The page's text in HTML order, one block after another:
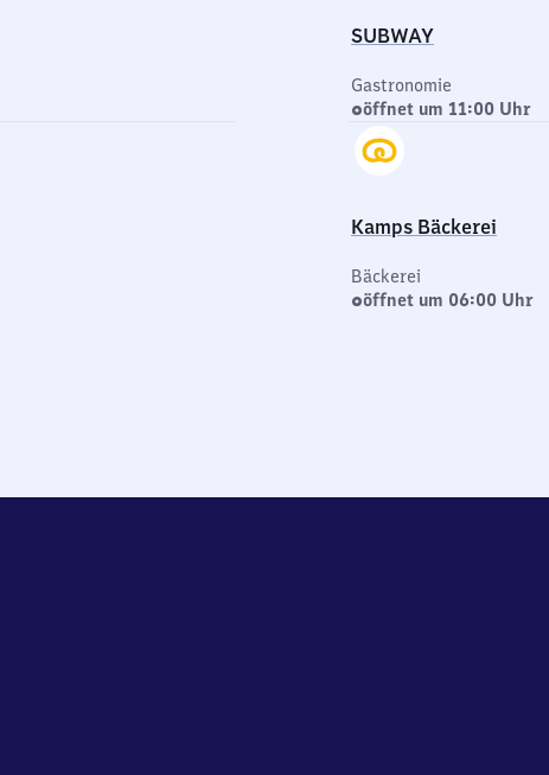
SUBWAY
Gastronomie
öffnet um 11:00 Uhr
Kamps Bäckerei
Bäckerei
öffnet um 06:00 Uhr